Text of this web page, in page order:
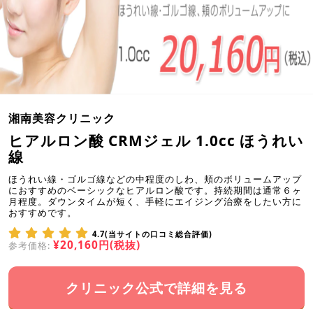
湘南美容クリニック
ヒアルロン酸 CRMジェル 1.0cc ほうれい
線
ほうれい線・ゴルゴ線などの中程度のしわ、頬のボリュームアップ
におすすめのベーシックなヒアルロン酸です。持続期間は通常６ヶ
月程度。ダウンタイムが短く、手軽にエイジング治療をしたい方に
おすすめです。
4.7(当サイトの口コミ総合評価)
参考価格: ¥20,160円(税抜)
クリニック公式で詳細を見る